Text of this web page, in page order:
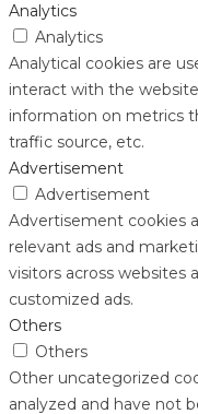
Analytics
Analytics
Analytical cookies are
interact with the
information on metrics
traffic source, etc.
Advertisement
Advertisement
Advertisement cookies
relevant ads and
visitors across websites
customized ads.
Others
Others
Other uncategorized
analyzed and have not